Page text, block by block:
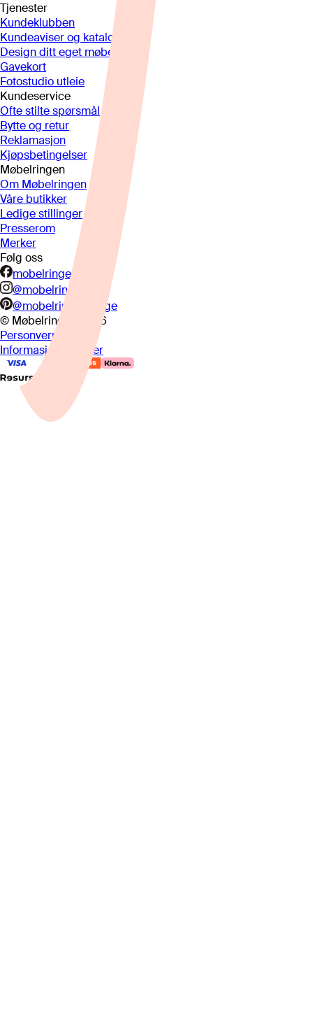
Tjenester
Kundeklubben
Kundeaviser og kataloger
Design ditt eget møbel
Gavekort
Fotostudio utleie
Kundeservice
Ofte stilte spørsmål
Bytte og retur
Reklamasjon
Kjøpsbetingelser
Møbelringen
Om Møbelringen
Våre butikker
Ledige stillinger
Presserom
Merker
Følg oss
mobelringen.no
@mobelringen
@mobelringennorge
© Møbelringen
2026
Personvern
Informasjonskapsler